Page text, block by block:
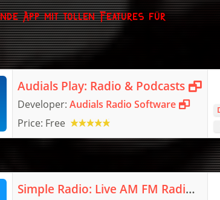
App mit tollen Features für
Audials Play: Radio & Podcasts
Developer:Audials Radio Software
Price: Free
Simple Radio: Live AM FM Radio